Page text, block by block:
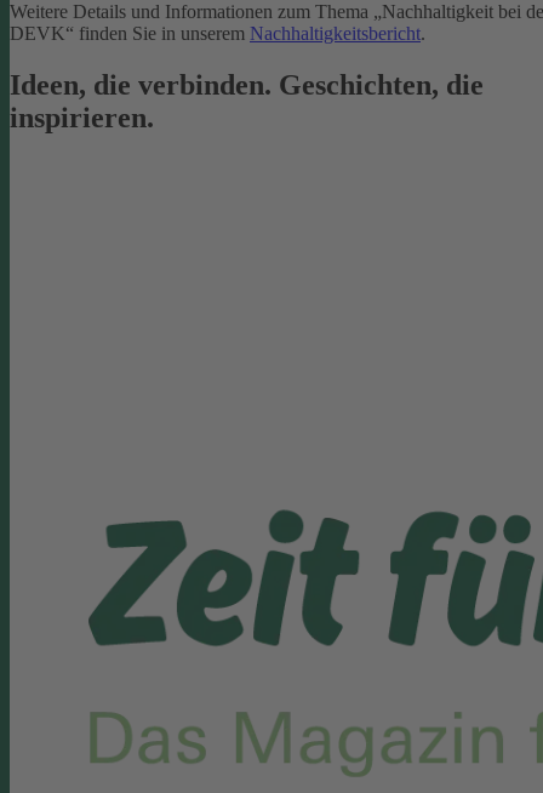
Weitere Details und Informationen zum Thema „Nachhaltigkeit bei
DEVK“ finden Sie in unserem Nachhaltigkeitsbericht.
Ideen, die verbinden. Geschichten, die
inspirieren.